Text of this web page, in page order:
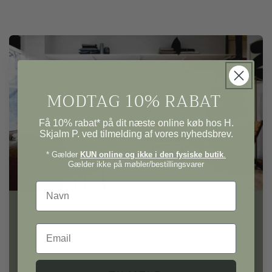
H. Skjalm P.
Gå på opdagelse i vores univers af møbler og
MODTAG 10% RABAT
Få 10% rabat* på dit næste online køb hos H.
Skjalm P. ved tilmelding af vores nyhedsbrev.
* Gælder KUN online og ikke i den fysiske butik
Gælder ikke på møbler/bestillingsvarer
Navn
Email